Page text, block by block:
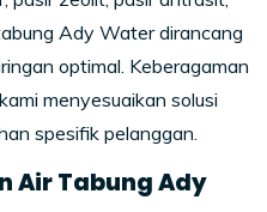
Ady Water dirancang
optimal. Keberagaman
menyesuaikan solusi
spesifik pelanggan.
Air Tabung Ady